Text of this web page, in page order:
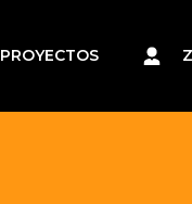
PROYECTOS